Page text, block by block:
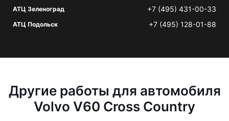
АТЦ Зеленоград +7 (495) 431-00-33
АТЦ Подольск +7 (495) 128-01-88
Другие работы для автомобиля
Volvo V60 Cross Country